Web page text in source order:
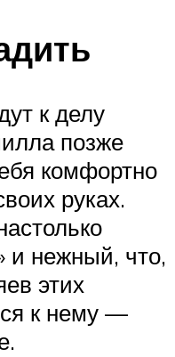
к делу
позже
комфортно
руках.
и нежный, что,
этих
к нему —